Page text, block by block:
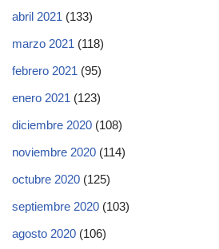
abril 2021 (133)
marzo 2021 (118)
febrero 2021 (95)
enero 2021 (123)
diciembre 2020 (108)
noviembre 2020 (114)
octubre 2020 (125)
septiembre 2020 (103)
agosto 2020 (106)